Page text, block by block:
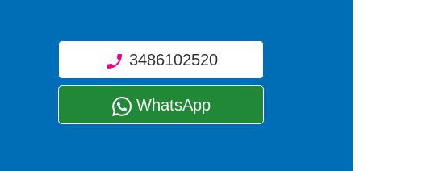
3486102520
WhatsApp